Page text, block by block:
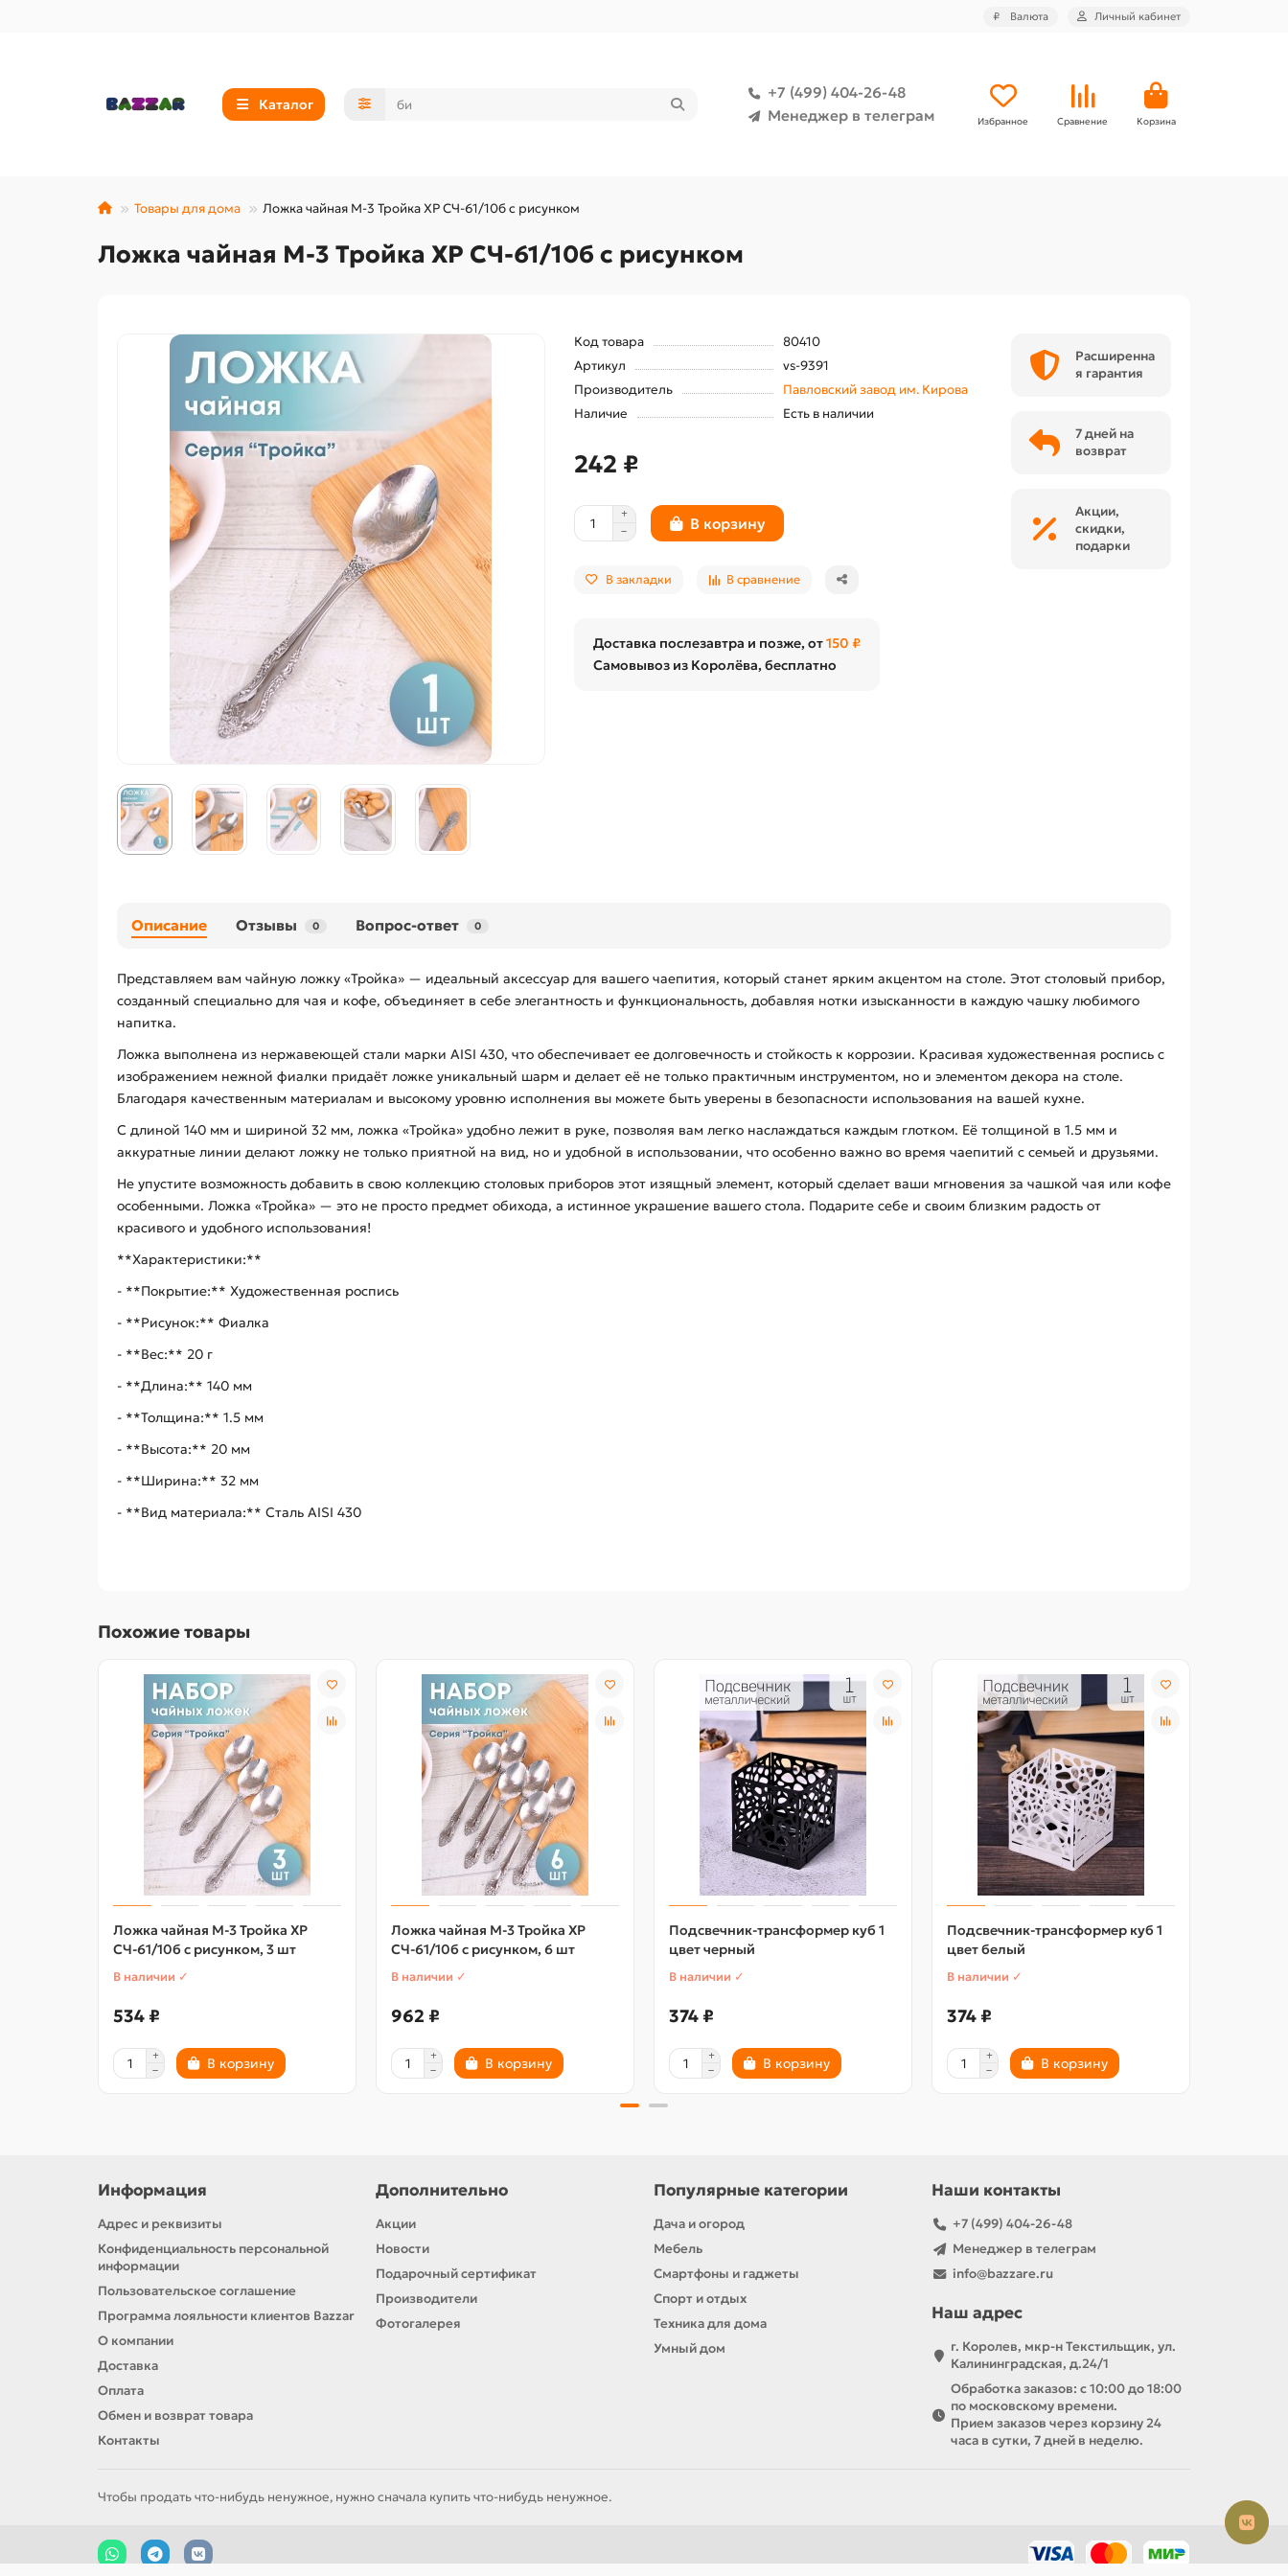
₽ Валюта Личный кабинет
Каталог
+7 (499) 404-26-48
Менеджер в телеграм
Избранное Сравнение Корзина
Товары для дома Ложка чайная М-3 Тройка ХР СЧ-61/10б с рисунком
Ложка чайная М-3 Тройка ХР СЧ-61/10б с рисунком
Код товара
80410
Артикул
vs-9391
Производитель
Павловский завод им. Кирова
Наличие
Есть в наличии
242 ₽
В корзину
В закладки В сравнение
Доставка послезавтра и позже, от150 ₽
Самовывоз из Королёва, бесплатно
Расширенна
я гарантия
7 дней на
возврат
Акции,
скидки,
подарки
Описание Отзывы 0 Вопрос-ответ 0
Представляем вам чайную ложку «Тройка» — идеальный аксессуар для вашего чаепития, который станет ярким акцентом на столе. Этот столовый прибор,
созданный специально для чая и кофе, объединяет в себе элегантность и функциональность, добавляя нотки изысканности в каждую чашку любимого
напитка.
Ложка выполнена из нержавеющей стали марки AISI 430, что обеспечивает ее долговечность и стойкость к коррозии. Красивая художественная роспись с
изображением нежной фиалки придаёт ложке уникальный шарм и делает её не только практичным инструментом, но и элементом декора на столе.
Благодаря качественным материалам и высокому уровню исполнения вы можете быть уверены в безопасности использования на вашей кухне.
С длиной 140 мм и шириной 32 мм, ложка «Тройка» удобно лежит в руке, позволяя вам легко наслаждаться каждым глотком. Её толщиной в 1.5 мм и
аккуратные линии делают ложку не только приятной на вид, но и удобной в использовании, что особенно важно во время чаепитий с семьей и друзьями.
Не упустите возможность добавить в свою коллекцию столовых приборов этот изящный элемент, который сделает ваши мгновения за чашкой чая или кофе
особенными. Ложка «Тройка» — это не просто предмет обихода, а истинное украшение вашего стола. Подарите себе и своим близким радость от
красивого и удобного использования!
**Характеристики:**
- **Покрытие:** Художественная роспись
- **Рисунок:** Фиалка
- **Вес:** 20 г
- **Длина:** 140 мм
- **Толщина:** 1.5 мм
- **Высота:** 20 мм
- **Ширина:** 32 мм
- **Вид материала:** Сталь AISI 430
Похожие товары
Ложка чайная М-3 Тройка ХР
СЧ-61/10б с рисунком, 3 шт
В наличии ✓
534 ₽
В корзину
Ложка чайная М-3 Тройка ХР
СЧ-61/10б с рисунком, 6 шт
В наличии ✓
962 ₽
В корзину
Подсвечник-трансформер куб 1
цвет черный
В наличии ✓
374 ₽
В корзину
Подсвечник-трансформер куб 1
цвет белый
В наличии ✓
374 ₽
В корзину
Информация
Адрес и реквизиты
Конфиденциальность персональной
информации
Пользовательское соглашение
Программа лояльности клиентов Bazzar
О компании
Доставка
Оплата
Обмен и возврат товара
Контакты
Дополнительно
Акции
Новости
Подарочный сертификат
Производители
Фотогалерея
Популярные категории
Дача и огород
Мебель
Смартфоны и гаджеты
Спорт и отдых
Техника для дома
Умный дом
Наши контакты
+7 (499) 404-26-48
Менеджер в телеграм
info@bazzare.ru
Наш адрес
г. Королев, мкр-н Текстильщик, ул.
Калининградская, д.24/1
Обработка заказов: с 10:00 до 18:00
по московскому времени.
Прием заказов через корзину 24
часа в сутки, 7 дней в неделю.
Чтобы продать что-нибудь ненужное, нужно сначала купить что-нибудь ненужное.